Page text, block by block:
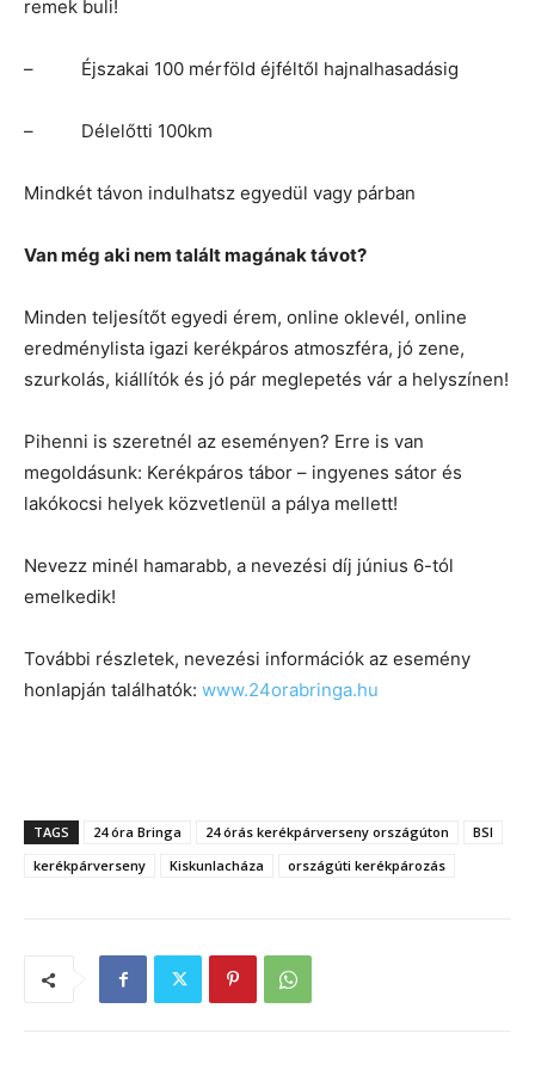
remek buli!
– Éjszakai 100 mérföld éjféltől hajnalhasadásig
– Délelőtti 100km
Mindkét távon indulhatsz egyedül vagy párban
Van még aki nem talált magának távot?
Minden teljesítőt egyedi érem, online oklevél, online
eredménylista igazi kerékpáros atmoszféra, jó zene,
szurkolás, kiállítók és jó pár meglepetés vár a helyszínen!
Pihenni is szeretnél az eseményen? Erre is van
megoldásunk: Kerékpáros tábor – ingyenes sátor és
lakókocsi helyek közvetlenül a pálya mellett!
Nevezz minél hamarabb, a nevezési díj június 6-tól
emelkedik!
További részletek, nevezési információk az esemény
honlapján találhatók: www.24orabringa.hu
TAGS 24 óra Bringa 24 órás kerékpárverseny országúton
BSI
kerékpárverseny
Kiskunlacháza országúti kerékpározás